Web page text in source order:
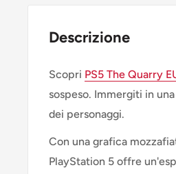
Descrizione
Scopri PS5 The Quarry
sospeso. Immergiti in
dei personaggi.
Con una grafica
PlayStation 5 offre